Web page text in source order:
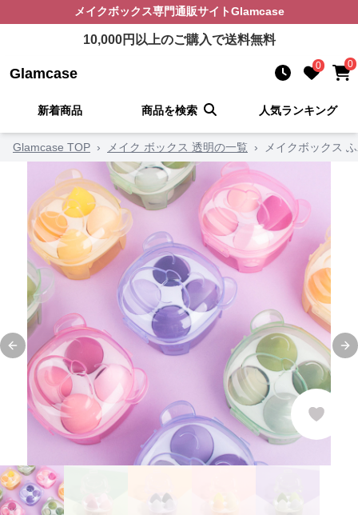
メイクボックス専門通販サイトGlamcase
10,000円以上のご購入で送料無料
Glamcase 0 0
新着商品 商品を検索 人気ランキング
Glamcase TOP › メイク ボックス 透明の一覧 › メイクボックス
Previous slide